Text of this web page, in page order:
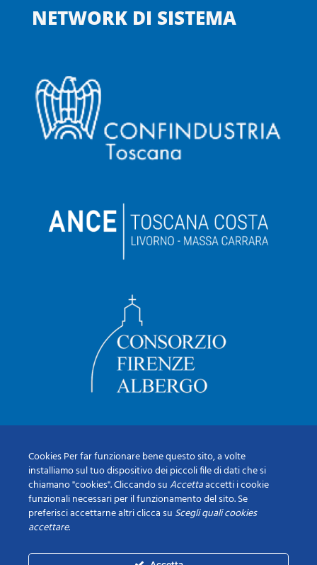
NETWORK DI SISTEMA
Cookies Per far funzionare bene questo sito, a volte
installiamo sul tuo dispositivo dei piccoli file di dati che si
chiamano "cookies". Cliccando suAccettaaccetti i cookie
funzionali necessari per il funzionamento del sito. Se
preferisci accettarne altri clicca su Scegli quali cookies
accettare.